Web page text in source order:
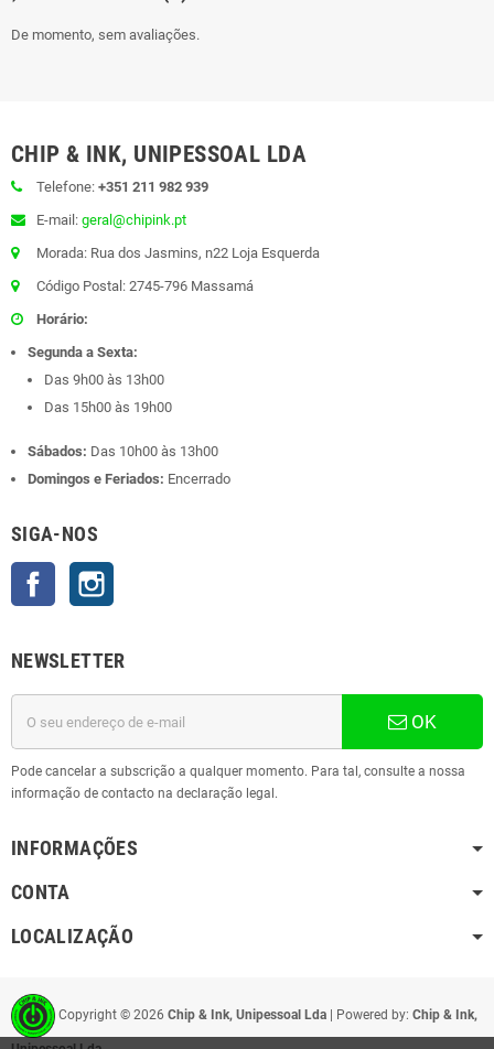
De momento, sem avaliações.
CHIP & INK, UNIPESSOAL LDA
Telefone: +351 211 982 939
E-mail: geral@chipink.pt
Morada: Rua dos Jasmins, n22 Loja Esquerda
Código Postal: 2745-796 Massamá
Horário:
Segunda a Sexta:
Das 9h00 às 13h00
Das 15h00 às 19h00
Sábados: Das 10h00 às 13h00
Domingos e Feriados: Encerrado
SIGA-NOS
Facebook
NEWSLETTER
OK
Pode cancelar a subscrição a qualquer momento. Para tal, consulte a nossa
informação de contacto na declaração legal.
INFORMAÇÕES
CONTA
LOCALIZAÇÃO
Copyright © 2026 Chip & Ink, Unipessoal Lda | Powered by: Chip & Ink,